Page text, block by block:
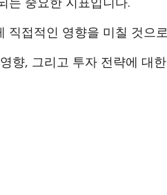
직접적인 영향을 미칠 것으
향, 그리고 투자 전략에 대